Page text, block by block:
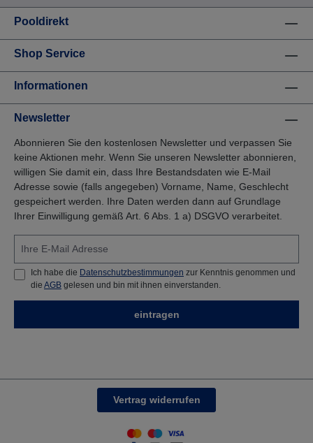
Pooldirekt
Shop Service
Informationen
Newsletter
Abonnieren Sie den kostenlosen Newsletter und verpassen Sie
keine Aktionen mehr. Wenn Sie unseren Newsletter abonnieren,
willigen Sie damit ein, dass Ihre Bestandsdaten wie E-Mail
Adresse sowie (falls angegeben) Vorname, Name, Geschlecht
gespeichert werden. Ihre Daten werden dann auf Grundlage
Ihrer Einwilligung gemäß Art. 6 Abs. 1 a) DSGVO verarbeitet.
Ich habe die Datenschutzbestimmungen zur Kenntnis genommen und
die AGB gelesen und bin mit ihnen einverstanden.
eintragen
Vertrag widerrufen